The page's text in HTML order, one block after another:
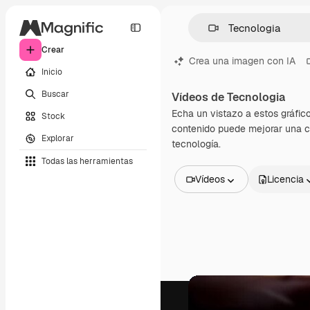
Crear
Inicio
Buscar
Stock
Explorar
Todas las herramientas
Crea una imagen con IA
Vídeos de Tecnologia
Echa un vistazo a estos
contenido puede mejorar una
tecnología.
Vídeos
Vídeos
Licencia